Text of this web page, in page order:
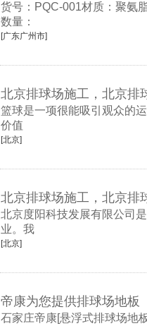
货号：PQC-001材质：聚氨
数量：
[广东广州市]
北京排球场施工，北京排
篮球是一项很能吸引观众的
价值
[北京]
北京排球场施工，北京排
北京度阳科技发展有限公司
业。我
[北京]
帝康为您提供排球场地板
石家庄帝康[悬浮式排球场地